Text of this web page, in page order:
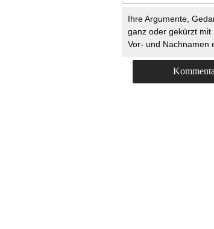
Ihre Argumente,
ganz oder gekürzt
Vor- und Nachnamen